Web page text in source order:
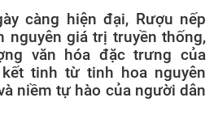
càng hiện đại, Rượu nếp
nguyên giá trị truyền thống,
văn hóa đặc trưng của
tinh từ tinh hoa nguyên
niềm tự hào của người dân